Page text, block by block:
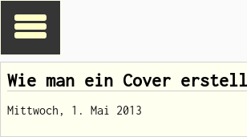
Wie man ein Cover
Mittwoch, 1. Mai 2013